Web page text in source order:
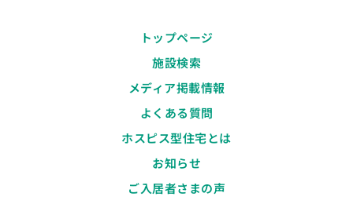
トップページ
施設検索
メディア掲載情報
よくある質問
ホスピス型住宅とは
お知らせ
ご入居者さまの声